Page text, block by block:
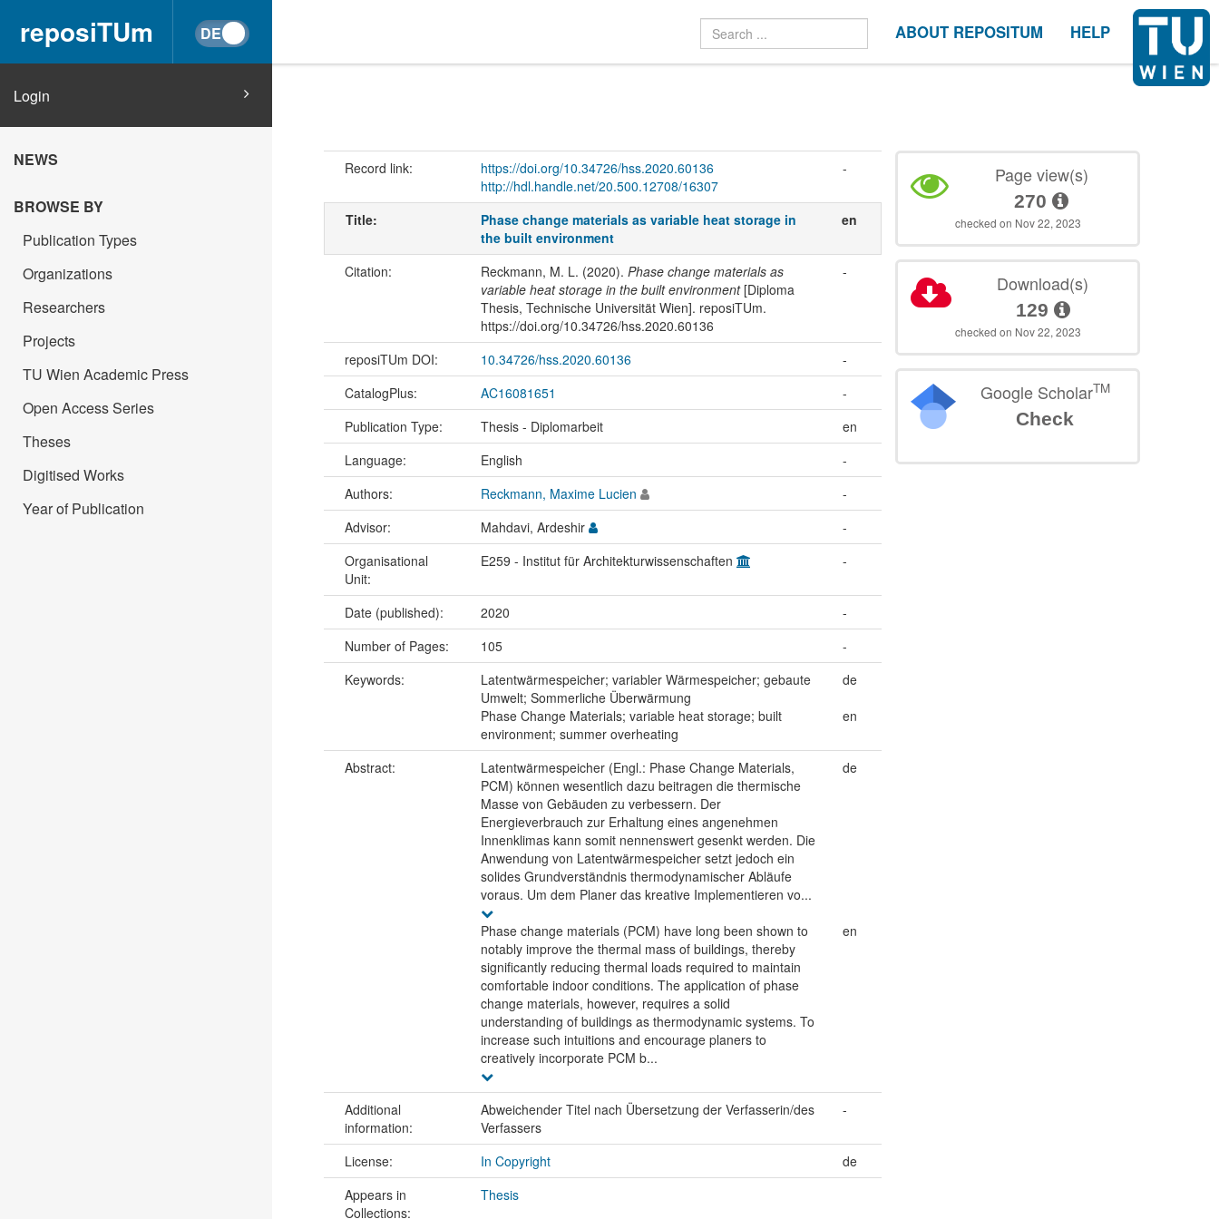
reposiTUm ABOUT REPOSITUM HELP
Login
NEWS
BROWSE BY
Publication Types
Organizations
Researchers
Projects
TU Wien Academic Press
Open Access Series
Theses
Digitised Works
Year of Publication
Record link:
https://doi.org/10.34726/hss.2020.60136
http://hdl.handle.net/20.500.12708/16307
-
Title:
Phase change materials as variable heat storage in
the built environment
en
Citation: Reckmann, M. L. (2020). Phase change materials as
variable heat storage in the built environment[Diploma
Thesis, Technische Universität Wien]. reposiTUm.
https://doi.org/10.34726/hss.2020.60136
-
reposiTUm DOI: 10.34726/hss.2020.60136
-
CatalogPlus:
AC16081651
-
Publication Type:
Thesis - Diplomarbeit
en
Language:
English
-
Authors:
Reckmann, Maxime Lucien
-
Advisor:
Mahdavi, Ardeshir
-
Organisational
Unit:
E259 - Institut für Architekturwissenschaften -
Date (published): 2020
-
Number of Pages:
105
-
Keywords:
Latentwärmespeicher; variabler Wärmespeicher; gebaute
Umwelt; Sommerliche Überwärmung
de
Phase Change Materials; variable heat storage; built
environment; summer overheating
en
Abstract:
Latentwärmespeicher (Engl.: Phase Change Materials,
PCM) können wesentlich dazu beitragen die thermische
Masse von Gebäuden zu verbessern. Der
Energieverbrauch zur Erhaltung eines angenehmen
Innenklimas kann somit nennenswert gesenkt werden. Die
Anwendung von Latentwärmespeicher setzt jedoch ein
solides Grundverständnis thermodynamischer Abläufe
voraus. Um dem Planer das kreative Implementieren vo...
de
Phase change materials (PCM) have long been shown to
notably improve the thermal mass of buildings, thereby
significantly reducing thermal loads required to maintain
comfortable indoor conditions. The application of phase
change materials, however, requires a solid
understanding of buildings as thermodynamic systems. To
increase such intuitions and encourage planers to
creatively incorporate PCM b...
en
Additional
information:
Abweichender Titel nach Übersetzung der Verfasserin/des
Verfassers
-
License: In Copyright
de
Appears in
Collections:
Thesis
Page view(s)
270
checked on Nov 22, 2023
Download(s)
129
checked on Nov 22, 2023
Google ScholarTM
Check